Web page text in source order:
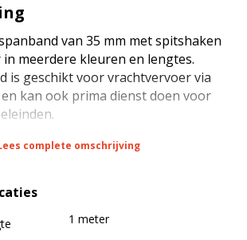
van 35 mm met spitshaken
meerdere kleuren en lengtes.
is geschikt voor vrachtvervoer via
en kan ook prima dienst doen voor
een sterkte van 2000 daN bij
(diagonaal sjorren) en een
daN (STF) bij kracht zekeren
spanband is voorzien van een
complete omschrijving
1 meter